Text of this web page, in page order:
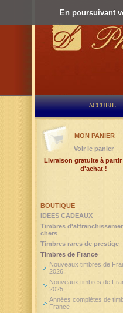
En poursuivant
ACCUEIL
BOUTIQUE
IDEES CADEAUX
Timbres
chers
Timbres rares de prestige
Timbres de France
Nouveaux timbres de
2026
Nouveaux timbres de
2025
Années complètes de
France
MON PANIER
Voir le panier
Livraison gratuite à partir
d'achat !